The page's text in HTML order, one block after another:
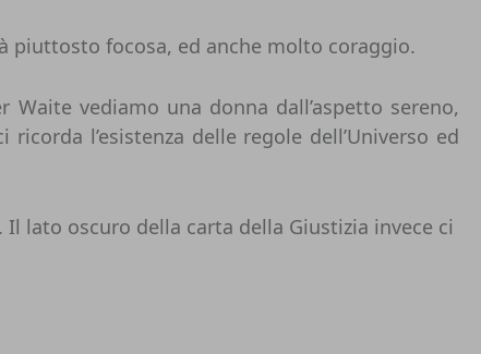
piuttosto focosa, ed anche molto coraggio.
Waite vediamo una donna dall’aspetto sereno,
l’esistenza delle regole dell’Universo ed
lato oscuro della carta della Giustizia invece ci